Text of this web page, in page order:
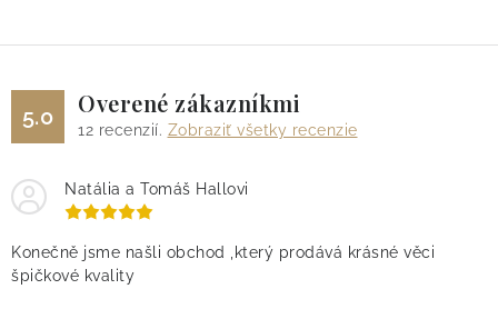
5.0 Overené zákazníkmi
12 recenzií. Zobraziť všetky recenzie
Natália a Tomáš Hallovi
Konečně jsme našli obchod ,který prodává krásné věci
špičkové kvality